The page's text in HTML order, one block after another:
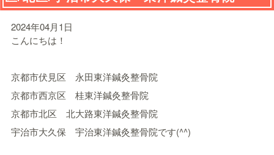
2024年04月1日
こんにちは！
京都市伏見区 永田東洋鍼灸整骨院
京都市西京区 桂東洋鍼灸整骨院
京都市北区 北大路東洋鍼灸整骨院
宇治市大久保 宇治東洋鍼灸整骨院です(^^)